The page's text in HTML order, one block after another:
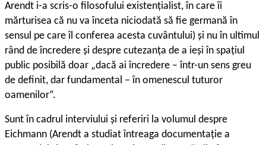
Arendt i-a scris-o filosofului existențialist, în care îi
mărturisea că nu va înceta niciodată să fie germană în
sensul pe care îl conferea acesta cuvântului) și nu în ultimul
rând de încredere și despre cutezanța de a ieși în spațiul
public posibilă doar „dacă ai încredere – într-un sens greu
de definit, dar fundamental – în omenescul tuturor
oamenilor“.
Sunt în cadrul interviului și referiri la volumul despre
Eichmann (Arendt a studiat întreaga documentație a